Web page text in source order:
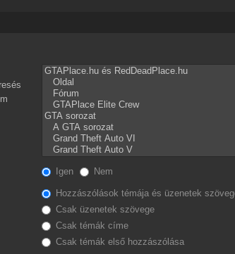
Igen Nem
Hozzászólások témája és üzenetek
Csak üzenetek szövege
Csak témák címe
Csak témák első hozzászólása